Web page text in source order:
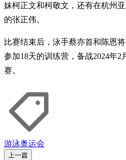
妹柯正文和柯敬文，还有在杭州
的张正伟。
比赛结束后，泳手蔡亦首和陈恩
参加18天的训练营，备战2024年
赛。
游泳奥运会
上一篇